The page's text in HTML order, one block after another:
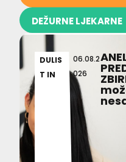
DEŽURNE LJEKARNE
DULIS
T IN
06.08.2
026